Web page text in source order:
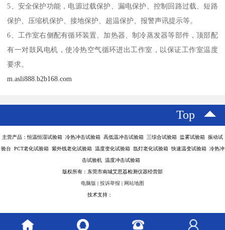
5、安全保护功能，电源过载保护、漏电保护、控制回路过载、短路
保护、压缩机保护、接地保护、超温保护、报警声讯提示等。
6、工作室右侧配有循环装置、加热器、制冷蒸发器等部件，顶部配
有一对鼓风电机，使冷热空气循环进出工作室，以保证工作室温度
要求。
m.asli888.b2b168.com
Top
主营产品：恒温恒湿试验箱 冷热冲击试验箱 高低温冲击试验箱 三综合试验箱 盐雾试验箱 振动试
验台 PCT老化试验箱 紫外线老化试验箱 温度变化试验箱 氙灯老化试验箱 快速温变试验箱 冷热冲
击试验机 温度冲击试验箱
版权所有：东莞市南城艾思荔检测仪器经营部
电脑版 | 投诉举报 | 网站地图
技术支持：